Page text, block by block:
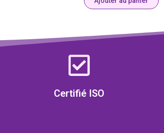
Certifié ISO